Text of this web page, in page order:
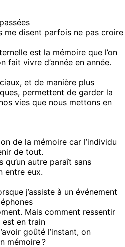
me disent parfois ne pas croire
est la mémoire que l’on
fait vivre d’année en année.
et de manière plus
permettent de garder la
vies que nous mettons en
de la mémoire car l’individu
de tout.
qu’un autre paraît sans
entre eux.
j’assiste à un événement
Mais comment ressentir
est en train
goûté l’instant, on
mémoire ?